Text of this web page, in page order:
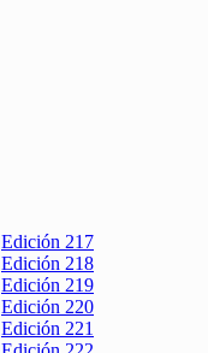
Edición 217
Edición 218
Edición 219
Edición 220
Edición 221